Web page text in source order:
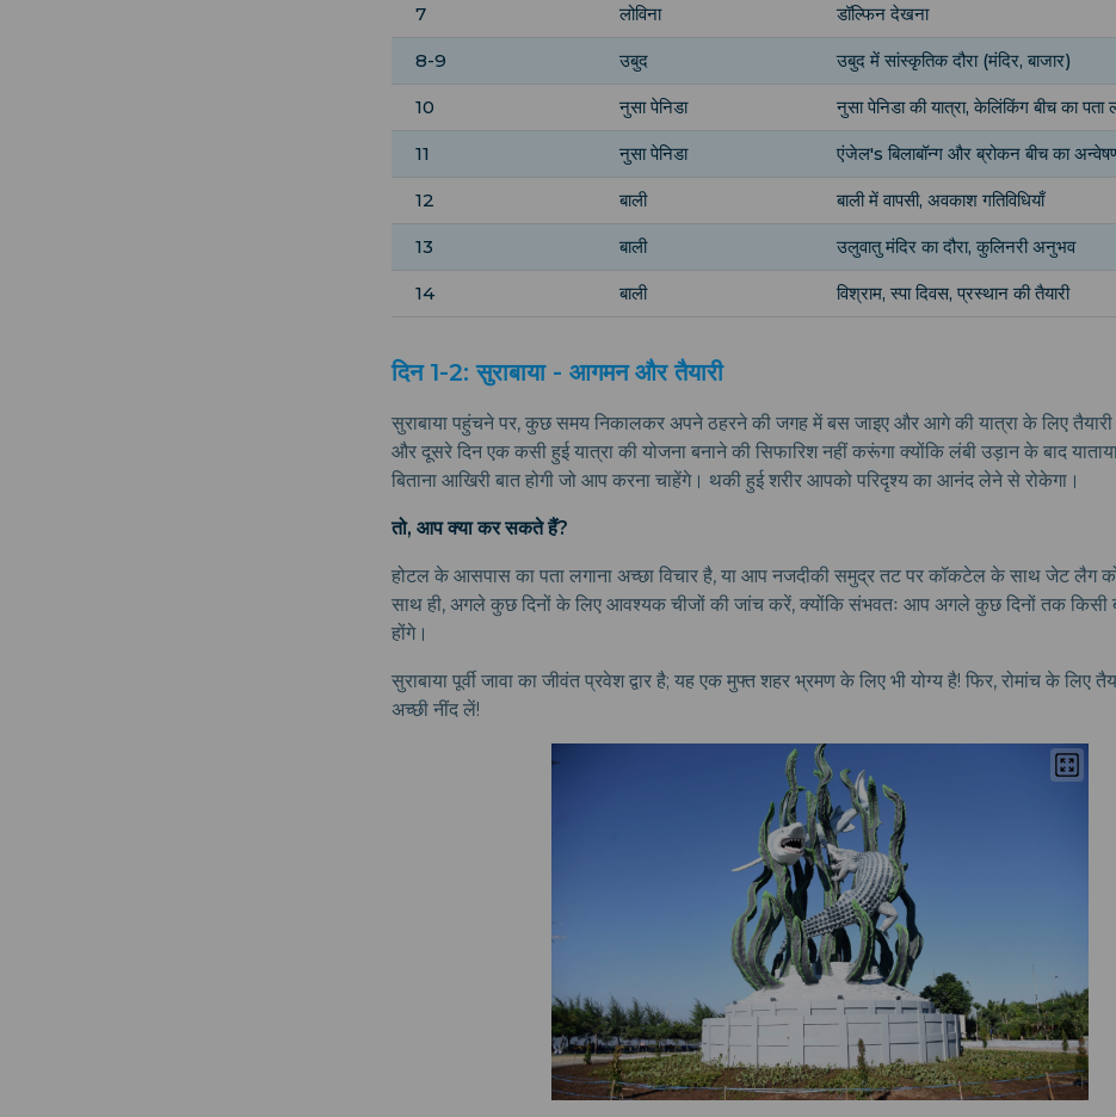
7 लोविना डॉल्फिन देखना
8-9 उबुद उबुद में सांस्कृतिक दौरा (मंदिर, बाजार)
10 नुसा पेनिडा नुसा पेनिडा की यात्रा, केलिंकिंग बीच का पता
11 नुसा पेनिडा एंजेल's बिलाबॉन्ग और ब्रोकन बीच का
12 बाली बाली में वापसी, अवकाश गतिविधियाँ
13 बाली उलुवातु मंदिर का दौरा, कुलिनरी अनुभव
14 बाली विश्राम, स्पा दिवस, प्रस्थान की तैयारी
दिन 1-2: सुराबाया - आगमन और तैयारी
सुराबाया पहुंचने पर, कुछ समय निकालकर अपने ठहरने की जगह में बस जाइए और आगे की यात्रा के लिए
और दूसरे दिन एक कसी हुई यात्रा की योजना बनाने की सिफारिश नहीं करूंगा क्योंकि लंबी उड़ान के बाद
बिताना आखिरी बात होगी जो आप करना चाहेंगे। थकी हुई शरीर आपको परिदृश्य का आनंद लेने से रोकेगा।
तो, आप क्या कर सकते हैं?
होटल के आसपास का पता लगाना अच्छा विचार है, या आप नजदीकी समुद्र तट पर कॉकटेल के साथ जेट लैग
साथ ही, अगले कुछ दिनों के लिए आवश्यक चीजों की जांच करें, क्योंकि संभवतः आप अगले कुछ दिनों तक किसी
होंगे।
सुराबाया पूर्वी जावा का जीवंत प्रवेश द्वार है; यह एक मुफ्त शहर भ्रमण के लिए भी योग्य है! फिर, रोमांच के लिए
अच्छी नींद लें!